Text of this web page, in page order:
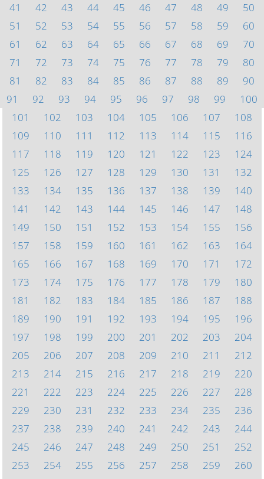
41
42 43 44 45 46 47 48 49
50
51
52 53 54 55 56 57 58 59
60
61
62 63 64 65 66 67 68 69
70
71
72 73 74 75 76 77 78 79
80
81
82 83 84 85 86 87 88 89
90
91
92 93 94 95 96 97 98 99
100
101
102 103 104 105 106 107
108
109
110 111 112 113 114 115
116
117
118 119 120 121 122 123
124
125
126 127 128 129 130 131
132
133
134 135 136 137 138 139
140
141
142 143 144 145 146 147
148
149
150 151 152 153 154 155
156
157
158 159 160 161 162 163
164
165
166 167 168 169 170 171
172
173
174 175 176 177 178 179
180
181
182 183 184 185 186 187
188
189
190 191 192 193 194 195
196
197
198 199 200 201 202 203
204
205
206 207 208 209 210 211
212
213
214 215 216 217 218 219
220
221
222 223 224 225 226 227
228
229
230 231 232 233 234 235
236
237
238 239 240 241 242 243
244
245
246 247 248 249 250 251
252
253
254 255 256 257 258 259
260